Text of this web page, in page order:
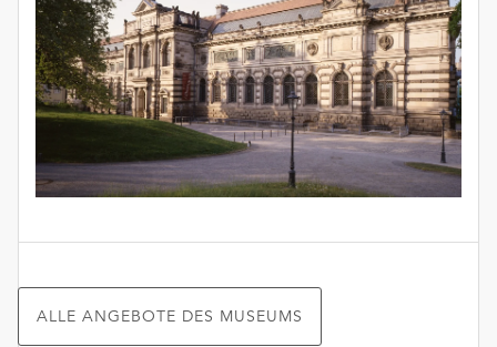
ALLE ANGEBOTE DES MUSEUMS